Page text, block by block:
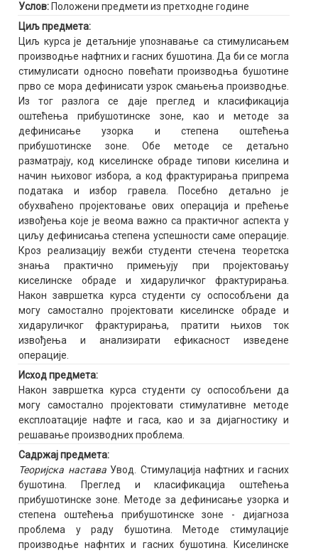
Услов: Положени предмети из претходне године
Циљ предмета:
Циљ курса је детаљније упознавање са стимулисањем
производње нафтних и гасних бушотина. Да би се могла
стимулисати односно повећати производња бушотине
прво се мора дефинисати узрок смањења производње.
Из тог разлога се даје преглед и класификација
оштећења прибушотинске зоне, као и методе за
дефинисање узорка и степена оштећења
прибушотинске зоне. Обе методе се детаљно
разматрају, код киселинске обраде типови киселина и
начин њиховог избора, а код фрактурирања припрема
података и избор гравела. Посебно детаљно је
обухваћено пројектовање ових операција и прећење
извођења које је веома важно са практичног аспекта у
циљу дефинисања степена успешности саме операције.
Кроз реализацију вежби студенти стечена теоретска
знања практично примењују при пројектовању
киселинске обраде и хидаруличког фрактурирања.
Након завршетка курса студенти су оспособљени да
могу самостално пројектовати киселинске обраде и
хидаруличког фрактурирања, пратити њихов ток
извођења и анализирати ефикасност изведене
операције.
Исход предмета:
Након завршетка курса студенти су оспособљени да
могу самостално пројектовати стимулативне методе
експлоатације нафте и гаса, као и за дијагностику и
решавање производних проблема.
Садржај предмета:
Теоријска настава Увод. Стимулација нафтних и гасних
бушотина. Преглед и класификација оштећења
прибушотинске зоне. Методе за дефинисање узорка и
степена оштећења прибушотинске зоне - дијагноза
проблема у раду бушотина. Методе стимулације
производње нафнтих и гасних бушотина. Киселинске